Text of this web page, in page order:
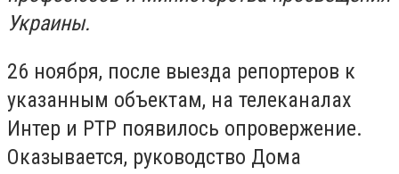
Украины.
26 ноября, после выезда репортеров к
указанным объектам, на телеканалах
Интер и РТР появилось опровержение.
Оказывается, руководство Дома